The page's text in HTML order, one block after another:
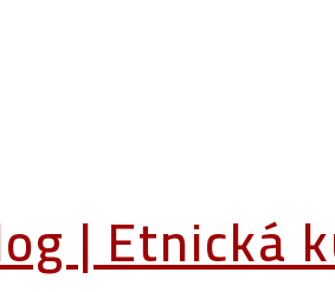
| Etnická